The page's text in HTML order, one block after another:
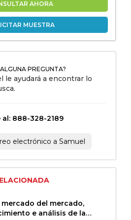
AHORA
MUESTRA
PREGUNTA?
le ayudará a encontrar lo
al: 888-328-2189
electrónico a Samuel
mercado del mercado,
e análisis de la